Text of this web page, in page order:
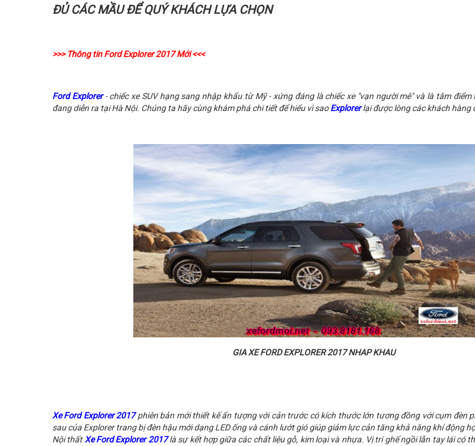
ĐỦ CÁC MẦU ĐỂ QUÝ KHÁCH LỰA CHỌN
>>> Thông tin Ford Explorer 2017 Mới <<<
Ford Explorer- chiếc xe SUV hạng sang nhập khẩu từ Mỹ - xứng đáng là chiếc xe "vạn người mê" và là tâm điểm
đang diễn ra tại Hà Nội. Chúng ta hãy cùng khám phá chi tiết để hiểu vì saoExplorerlại được lòng các khách hàng
GIA XE FORD EXPLORER 2017 NHAP KHAU
Xe Ford Explorer 2017phiên bản mới thiết kế ấn tượng với cản trước có kích thước lớn tương đồng với cụm đèn
sau của Explorer trang bị đèn hậu mới dạng LED ống và cánh lướt gió giúp giảm lực cản tăng khả năng khí động
Nội thất Xe Ford Explorer 2017là sự kết hợp giữa các chất liệu gỗ, kim loại và nhựa. Vị trí ghế ngồi lẫn tay lái có